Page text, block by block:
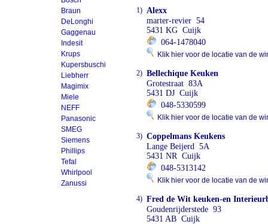
Braun
DeLonghi
Gaggenau
Indesit
Krups
Kupersbuschi
Liebherr
Magimix
Miele
NEFF
Panasonic
SMEG
Siemens
Phillips
Tefal
Whirlpool
Zanussi
1) Alexx
marter-revier 54
5431 KG Cuijk
064-1478040
Klik hier voor de locatie van de
2) Bellechique Keuken
Grotestraat 83A
5431 DJ Cuijk
048-5330599
Klik hier voor de locatie van de
3) Coppelmans Keukens
Lange Beijerd 5A
5431 NR Cuijk
048-5313142
Klik hier voor de locatie van de
4) Fred de Wit keuken-en
Goudenrijderstede 93
5431 AB Cuijk